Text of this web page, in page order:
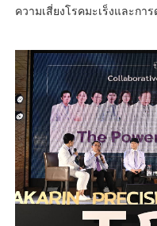
ความเสี่ยงโรคมะเร็งและกา